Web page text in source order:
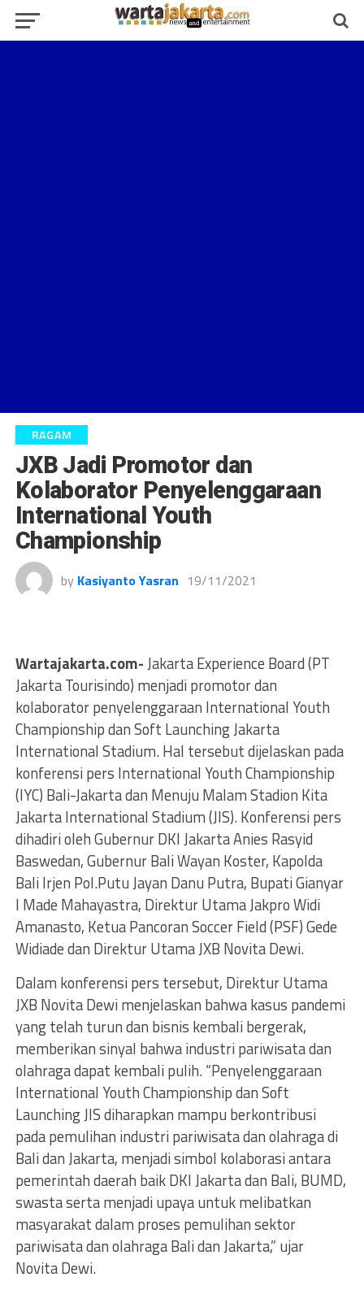
RAGAM
JXB Jadi Promotor dan
Kolaborator Penyelenggaraan
International Youth
Championship
by Kasiyanto Yasran 19/11/2021
Wartajakarta.com-Jakarta Experience Board (PT
Jakarta Tourisindo) menjadi promotor dan
kolaborator penyelenggaraan International Youth
Championship dan Soft Launching Jakarta
International Stadium. Hal tersebut dijelaskan pada
konferensi pers International Youth Championship
(IYC) Bali-Jakarta dan Menuju Malam Stadion Kita
Jakarta International Stadium (JIS). Konferensi pers
dihadiri oleh Gubernur DKI Jakarta Anies Rasyid
Baswedan, Gubernur Bali Wayan Koster, Kapolda
Bali Irjen Pol.Putu Jayan Danu Putra, Bupati Gianyar
I Made Mahayastra, Direktur Utama Jakpro Widi
Amanasto, Ketua Pancoran Soccer Field (PSF) Gede
Widiade dan Direktur Utama JXB Novita Dewi.
Dalam konferensi pers tersebut, Direktur Utama
JXB Novita Dewi menjelaskan bahwa kasus pandemi
yang telah turun dan bisnis kembali bergerak,
memberikan sinyal bahwa industri pariwisata dan
olahraga dapat kembali pulih. “Penyelenggaraan
International Youth Championship dan Soft
Launching JIS diharapkan mampu berkontribusi
pada pemulihan industri pariwisata dan olahraga di
Bali dan Jakarta, menjadi simbol kolaborasi antara
pemerintah daerah baik DKI Jakarta dan Bali, BUMD,
swasta serta menjadi upaya untuk melibatkan
masyarakat dalam proses pemulihan sektor
pariwisata dan olahraga Bali dan Jakarta,” ujar
Novita Dewi.